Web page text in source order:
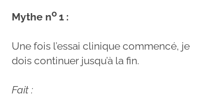
Mythe no 1 :
Une fois l’essai clinique commencé, je
dois continuer jusqu’à la fin.
Fait :